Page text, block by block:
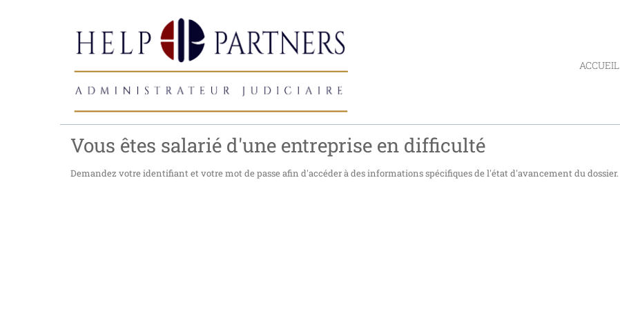
ACCUEIL
Vous êtes salarié d'une entreprise en difficulté
Demandez votre identifiant et votre mot de passe afin d'accéder à des informations spécifiques de l'état d'avancement du dossier.